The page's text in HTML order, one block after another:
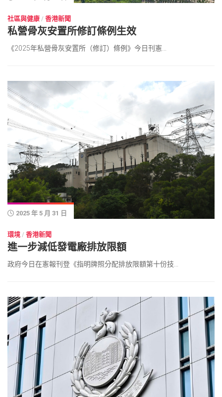
社區與健康 / 香港新聞
私營骨灰安置所修訂條例生效
《2025年私營骨灰安置所（修訂）條例》今日刊憲...
2025 年 5 月 31 日
環境 / 香港新聞
進一步減低發電廠排放限額
政府今日在憲報刊登《指明牌照分配排放限額第十份技...